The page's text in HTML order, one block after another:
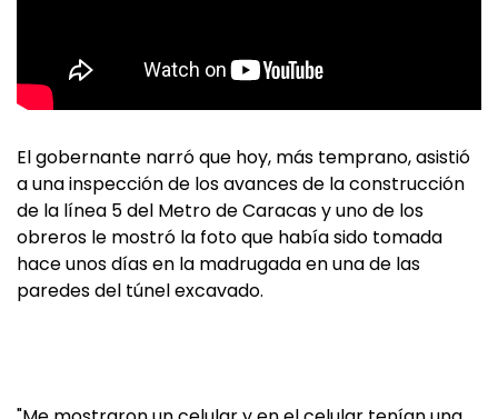
El gobernante narró que hoy, más temprano, asistió
a una inspección de los avances de la construcción
de la línea 5 del Metro de Caracas y uno de los
obreros le mostró la foto que había sido tomada
hace unos días en la madrugada en una de las
paredes del túnel excavado.